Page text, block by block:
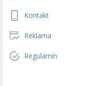
Kontakt
Reklama
Regulamin